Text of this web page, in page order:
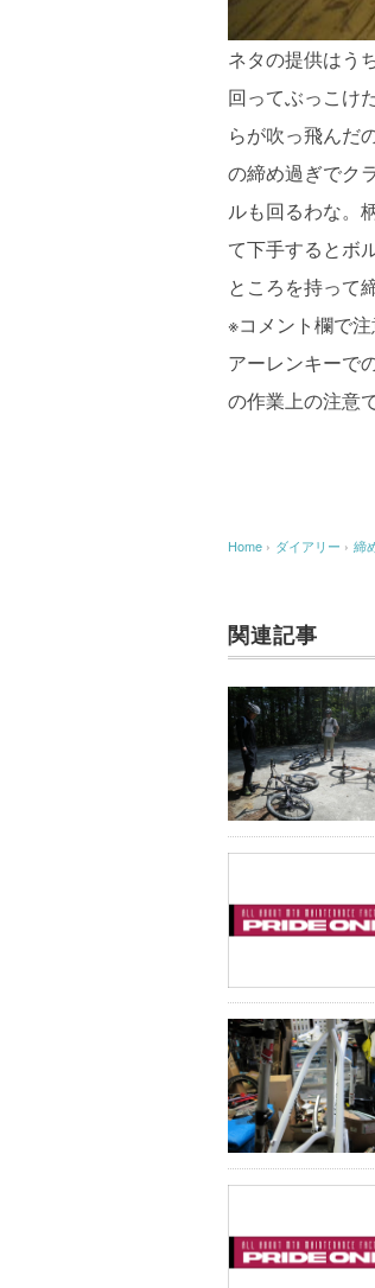
ネタの提供はう
回ってぶっこけ
らが吹っ飛んだ
の締め過ぎでク
ルも回るわな。
て下手するとボ
ところを持って
※コメント欄で
アーレンキーで
の作業上の注意で
Home › ダイアリー › 締
関連記事